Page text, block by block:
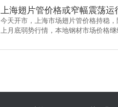
上海翅片管价格或窄幅震荡
今天开市，上海市场翅片管价格持稳
上月底弱势行情，本地钢材市场价格